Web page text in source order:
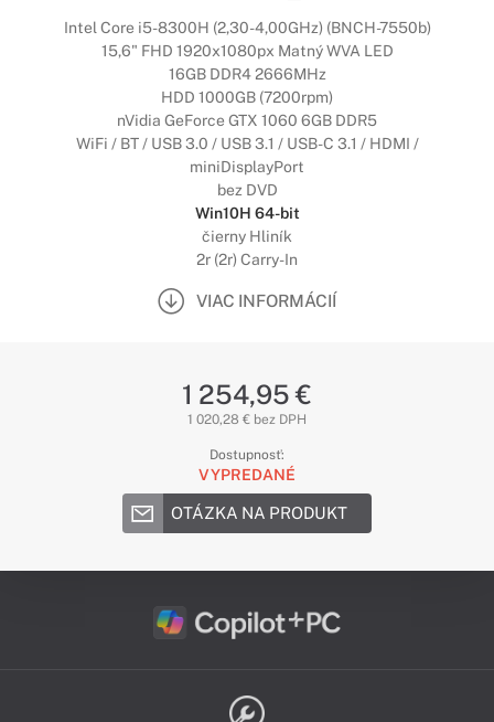
Intel Core i5-8300H (2,30-4,00GHz) (BNCH-7550b)
15,6" FHD 1920x1080px Matný WVA LED
16GB DDR4 2666MHz
HDD 1000GB (7200rpm)
nVidia GeForce GTX 1060 6GB DDR5
WiFi / BT / USB 3.0 / USB 3.1 / USB-C 3.1 / HDMI /
miniDisplayPort
bez DVD
Win10H 64-bit
čierny Hliník
2r (2r) Carry-In
VIAC INFORMÁCIÍ
1 254,95 €
1 020,28 € bez DPH
Dostupnosť:
VYPREDANÉ
OTÁZKA NA PRODUKT